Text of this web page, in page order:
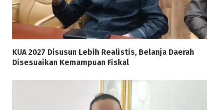
KUA 2027 Disusun Lebih Realistis, Belanja Daerah
Disesuaikan Kemampuan Fiskal